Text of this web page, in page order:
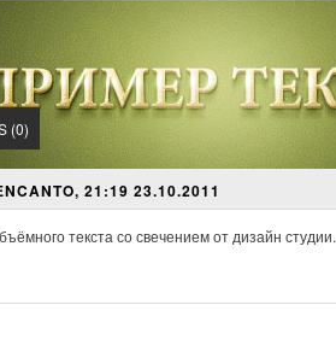
(0)
21:19 23.10.2011
текста со свечением от дизайн студии.